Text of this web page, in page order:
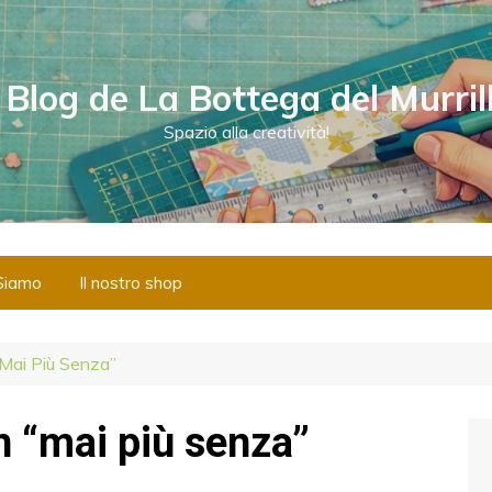
de La Bottega del
Spazio alla creatività!
Il nostro shop
Più Senza”
“mai più senza”